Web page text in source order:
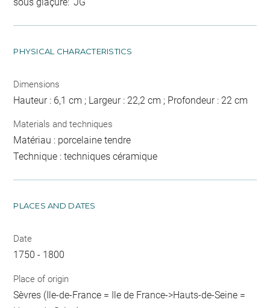
PHYSICAL CHARACTERISTICS
Dimensions
Hauteur : 6,1 cm ; Largeur : 22,2 cm ; Profondeur : 22 cm
Materials and techniques
Matériau : porcelaine tendre
Technique : techniques céramique
PLACES AND DATES
Date
1750 - 1800
Place of origin
Sèvres (Ile-de-France = Ile de France->Hauts-de-Seine =